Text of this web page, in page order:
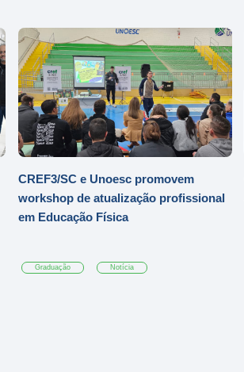
CREF3/SC e Unoesc promovem
workshop de atualização profissional
em Educação Física
Graduação Notícia